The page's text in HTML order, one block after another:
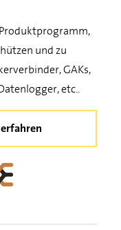
und zu
GAKs,
etc..